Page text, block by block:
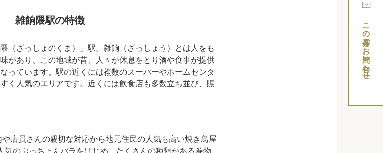
雑餉隈駅の特徴
（ざっしょのくま）」駅。雑餉（ざっしょう）とは人をも
があり、この地域が昔、人々が休息をとり酒や食事が提供
っています。駅の近くには複数のスーパーやホームセンタ
く人気のエリアです。近くには飲食店も多数立ち並び、賑
や店員さんの親切な対応から地元住民の人気も高い焼き鳥屋
気のぶっちょんバラをはじめ、たくさんの種類がある巻物
この条件でお問い合わせ